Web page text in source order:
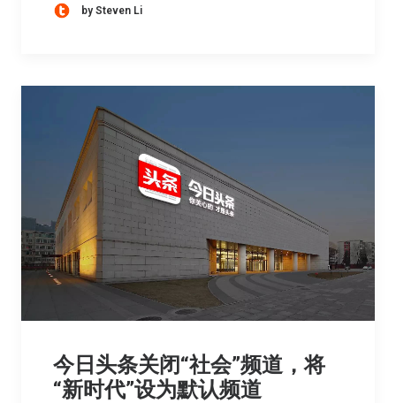
by Steven Li
今日头条关闭“社会”频道，将
“新时代”设为默认频道